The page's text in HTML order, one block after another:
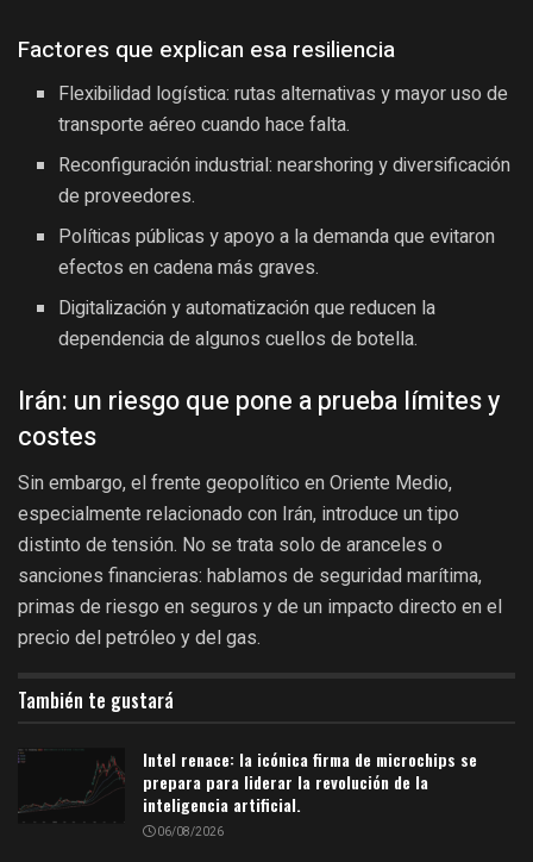
Factores que explican esa resiliencia
Flexibilidad logística: rutas alternativas y mayor uso de
transporte aéreo cuando hace falta.
Reconfiguración industrial: nearshoring y diversificación
de proveedores.
Políticas públicas y apoyo a la demanda que evitaron
efectos en cadena más graves.
Digitalización y automatización que reducen la
dependencia de algunos cuellos de botella.
Irán: un riesgo que pone a prueba límites y
costes
Sin embargo, el frente geopolítico en Oriente Medio,
especialmente relacionado con Irán, introduce un tipo
distinto de tensión. No se trata solo de aranceles o
sanciones financieras: hablamos de seguridad marítima,
primas de riesgo en seguros y de un impacto directo en el
precio del petróleo y del gas.
También te gustará
Intel renace: la icónica firma de microchips se
prepara para liderar la revolución de la
inteligencia artificial.
06/08/2026